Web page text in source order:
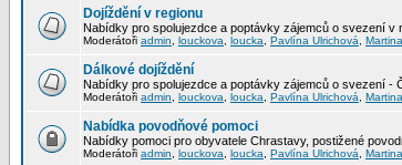
Dojíždění v regionu
Nabídky pro spolujezdce a poptávky zájemců o svezení v
Moderátoři admin louckova loucka Pavlína Ulrichová
Dálkové dojíždění
Nabídky pro spolujezdce a poptávky zájemců o svezení -
Moderátoři admin louckova loucka Pavlína Ulrichová
Nabídka povodňové pomoci
Nabídky pomoci pro obyvatele Chrastavy, postižené
Moderátoři admin louckova loucka Pavlína Ulrichová